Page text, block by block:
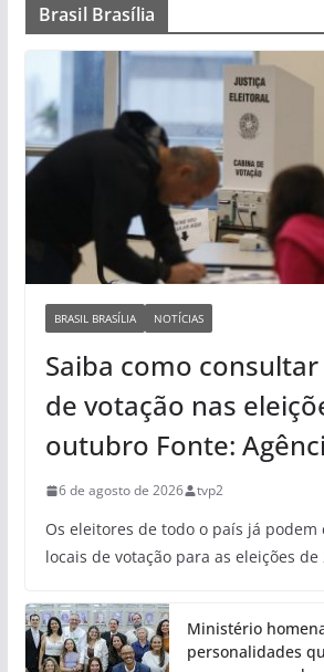
Brasil Brasília
BRASIL BRASÍLIA NOTÍCIAS
Saiba como
de votação nas
outubro Fonte:
6 de agosto de 2026 tvp2
Os eleitores de todo o país já podem
locais de votação para as eleições
Ministério
personalidades